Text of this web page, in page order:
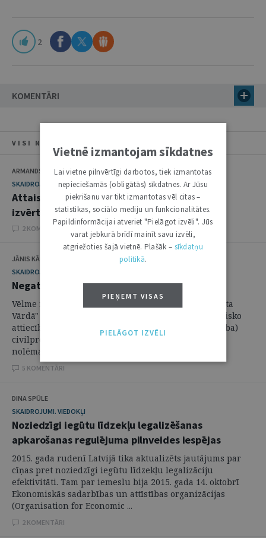
2
KOMENTĀRI
VISI NUMURA RAKSTI
ARMANDS SMANS
SKAIDROJUMI. VIEDOKĻI
Attaisnojošu pierādījumu pieļaujamības
izvērtēšanas aspekti
2 KOMENTĀRI
JĀNIS KĀRKLIŅŠ, EDIJS BRANTS
SKAIDROJUMI. VIEDOKĻI
Negatīvā atzīšanas prasība civilprocesā
Vēlme rakstīt par šo tēmu autoriem radās pēc "Jurista
Vārdā" publicētā Mg. iur. Daces Vārnas raksta "Juridisko
attiecību nepastāvēšanas prasījums (negatīva prasība)
civilprocesā".1 Iepazīstoties ar raksta saturu, autori
nolēma sniegt citādu skatījumu ...
5 KOMENTĀRI
DINA SPŪLE
SKAIDROJUMI. VIEDOKĻI
Noziedzīgi iegūtu līdzekļu legalizēšanas
apkarošanas regulējuma pilnveides iespējas
2015. gada rudenī Latvijā tika aktualizēts jautājums par
cīņas pret noziedzīgi iegūtu līdzekļu legalizāciju
efektivitāti. Tam par iemeslu bija 2015. gada 14. oktobrī
Ekonomiskās sadarbības un attīstības organizācijas
(Organisation for Economic ...
2 KOMENTĀRI
Vietnē izmantojam sīkdatnes
Lai vietne pilnvērtīgi darbotos, tiek izmantotas
nepieciešamās (obligātās) sīkdatnes. Ar Jūsu
piekrišanu var tikt izmantotas vēl citas –
statistikas, sociālo mediju un funkcionalitātes.
Papildinformācijai atveriet "Pielāgot izvēli". Jūs
varat jebkurā brīdī mainīt savu izvēli,
atgriežoties šajā vietnē. Plašāk – sīkdatņu
politikā.
PIEŅEMT VISAS
PIELĀGOT IZVĒLI